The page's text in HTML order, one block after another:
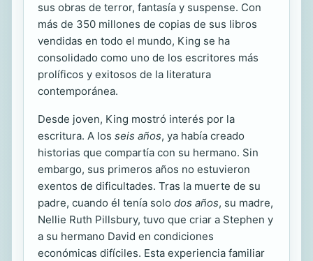
sus obras de terror, fantasía y suspense. Con
más de 350 millones de copias de sus libros
vendidas en todo el mundo, King se ha
consolidado como uno de los escritores más
prolíficos y exitosos de la literatura
contemporánea.
Desde joven, King mostró interés por la
escritura. A los seis años, ya había creado
historias que compartía con su hermano. Sin
embargo, sus primeros años no estuvieron
exentos de dificultades. Tras la muerte de su
padre, cuando él tenía solo dos años, su madre,
Nellie Ruth Pillsbury, tuvo que criar a Stephen y
a su hermano David en condiciones
económicas difíciles. Esta experiencia familiar